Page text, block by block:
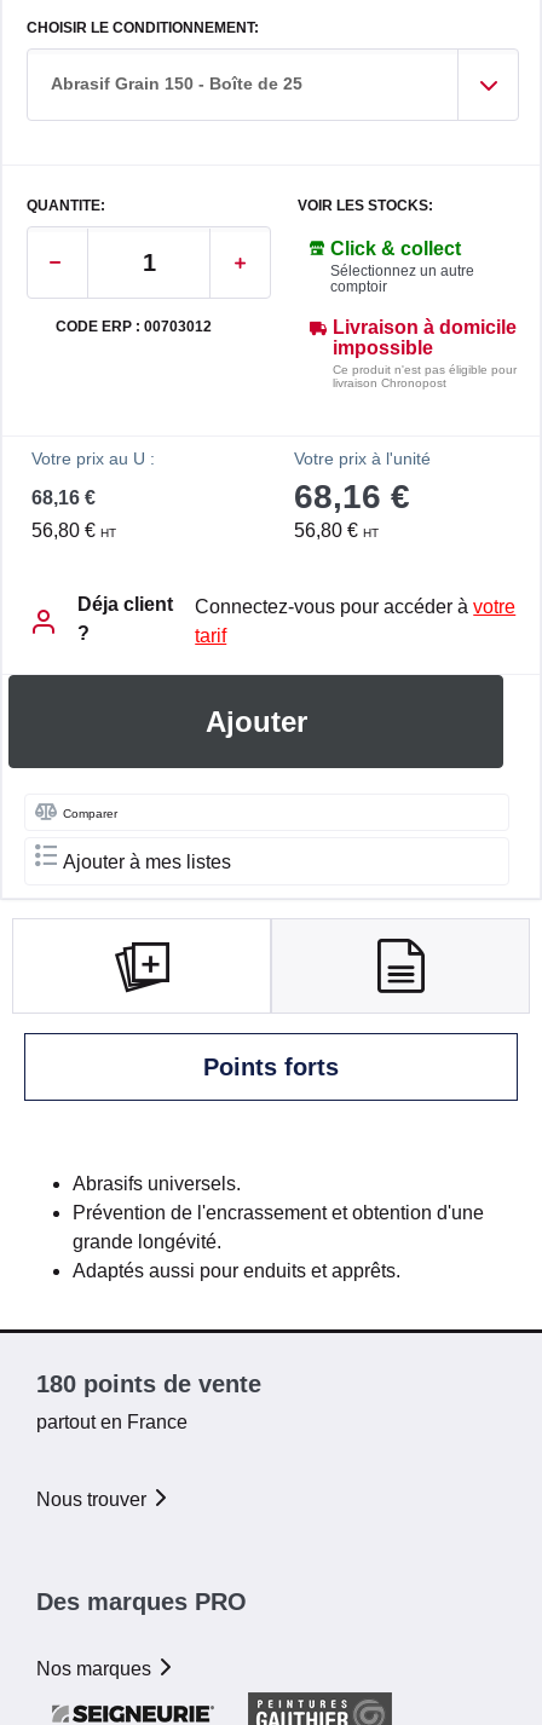
CHOISIR LE CONDITIONNEMENT:
Abrasif Grain 150 - Boîte de 25
QUANTITE:
CODE ERP : 00703012
VOIR LES STOCKS:
Click & collect
Sélectionnez un autre
comptoir
Livraison à domicile
impossible
Ce produit n'est pas éligible pour
livraison Chronopost
Votre prix au U :
68,16 €
56,80 € HT
Votre prix à l'unité
68,16 €
56,80 € HT
Déja client
?
Connectez-vous pour accéder àvotre
tarif
Ajouter
Comparer
Ajouter à mes listes
Points forts
Abrasifs universels.
Prévention de l'encrassement et obtention d'une
grande longévité.
Adaptés aussi pour enduits et apprêts.
180 points de vente
partout en France
Nous trouver
Des marques PRO
Nos marques